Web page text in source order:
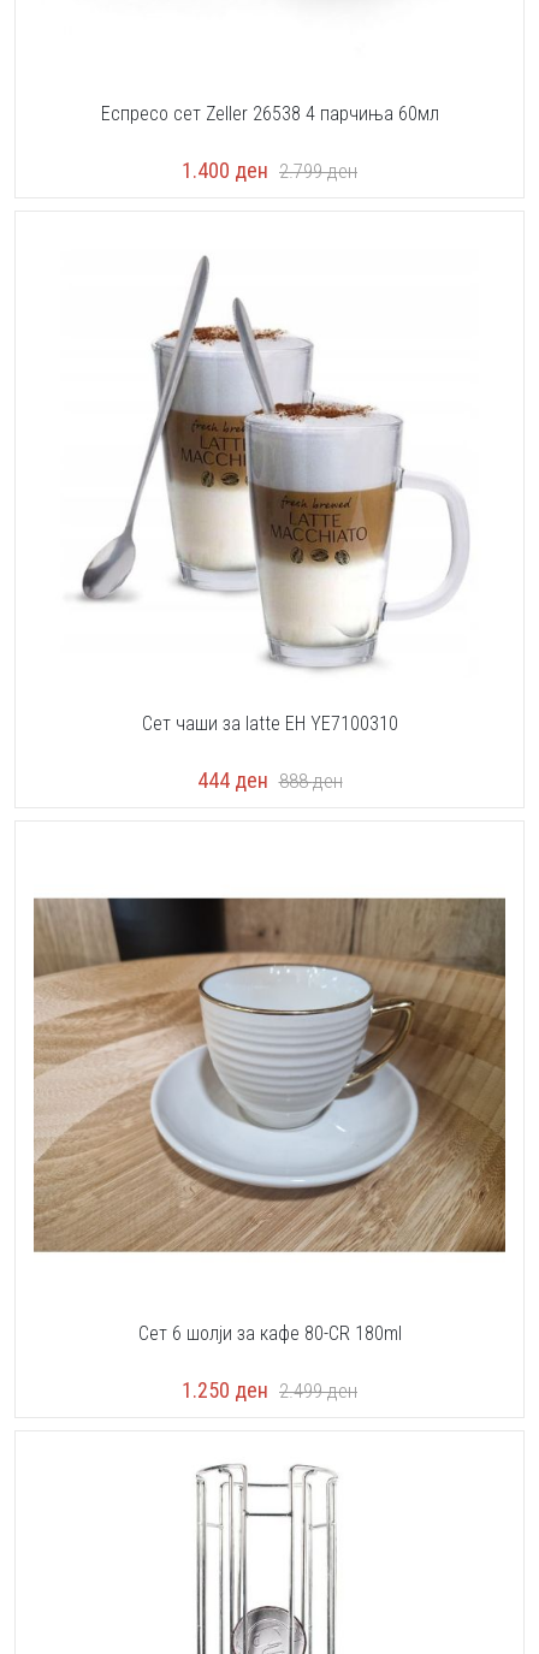
Еспресо сет Zeller 26538 4 парчиња 60мл
1.400 ден 2.799ден
Сет чаши за latte EH YE7100310
444 ден 888ден
Сет 6 шолји за кафе 80-CR 180ml
1.250 ден 2.499ден